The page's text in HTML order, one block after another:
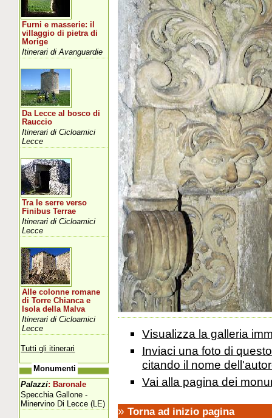
Visualizza la galleria
Inviaci una foto di
citando il nome
Vai alla pagina dei
» Torna ad inizio pagina
Furni e masserie: il
villaggio di pietra di
Morige
Itinerari di Avanguardie
Da Lecce al bosco di
Rauccio
Itinerari di Cicloamici
Lecce
Tra le serre verso
Finibus Terrae
Itinerari di Cicloamici
Lecce
Alle colonne romane
di Torre Chianca e
Isola della Malva
Itinerari di Cicloamici
Lecce
Tutti gli itinerari
Monumenti
Palazzi: Baronale
Specchia Gallone -
Minervino Di Lecce (LE)